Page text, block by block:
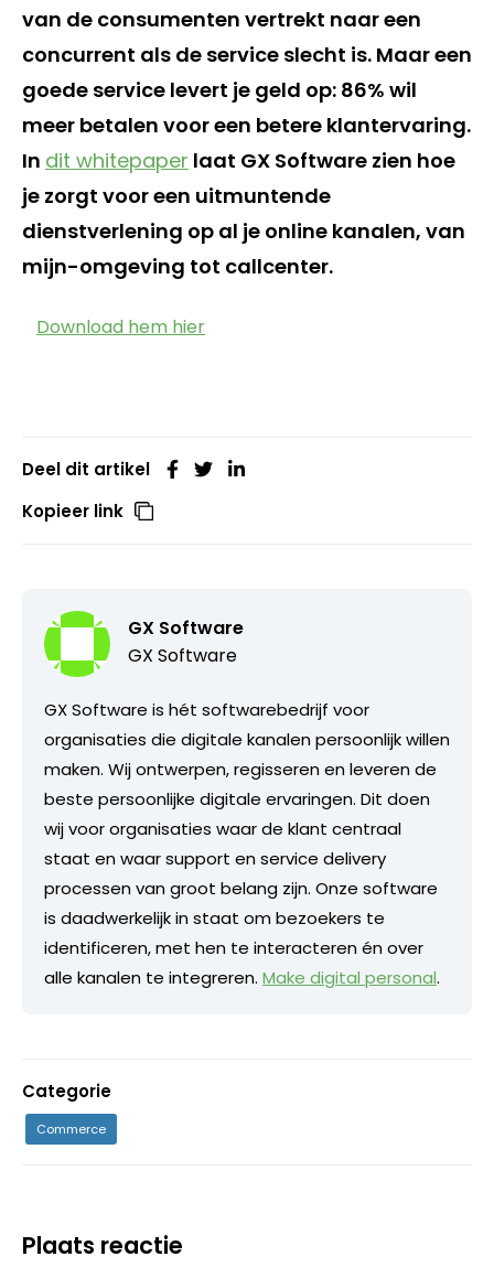
van de consumenten vertrekt naar een
concurrent als de service slecht is. Maar een
goede service levert je geld op: 86% wil
meer betalen voor een betere klantervaring.
In dit whitepaper laat GX Software zien hoe
je zorgt voor een uitmuntende
dienstverlening op al je online kanalen, van
mijn-omgeving tot callcenter.
Download hem hier
Deel dit artikel
Kopieer link
GX Software
GX Software
GX Software is hét softwarebedrijf voor
organisaties die digitale kanalen persoonlijk willen
maken. Wij ontwerpen, regisseren en leveren de
beste persoonlijke digitale ervaringen. Dit doen
wij voor organisaties waar de klant centraal
staat en waar support en service delivery
processen van groot belang zijn. Onze software
is daadwerkelijk in staat om bezoekers te
identificeren, met hen te interacteren én over
alle kanalen te integreren. Make digital personal.
Categorie
Commerce
Plaats reactie